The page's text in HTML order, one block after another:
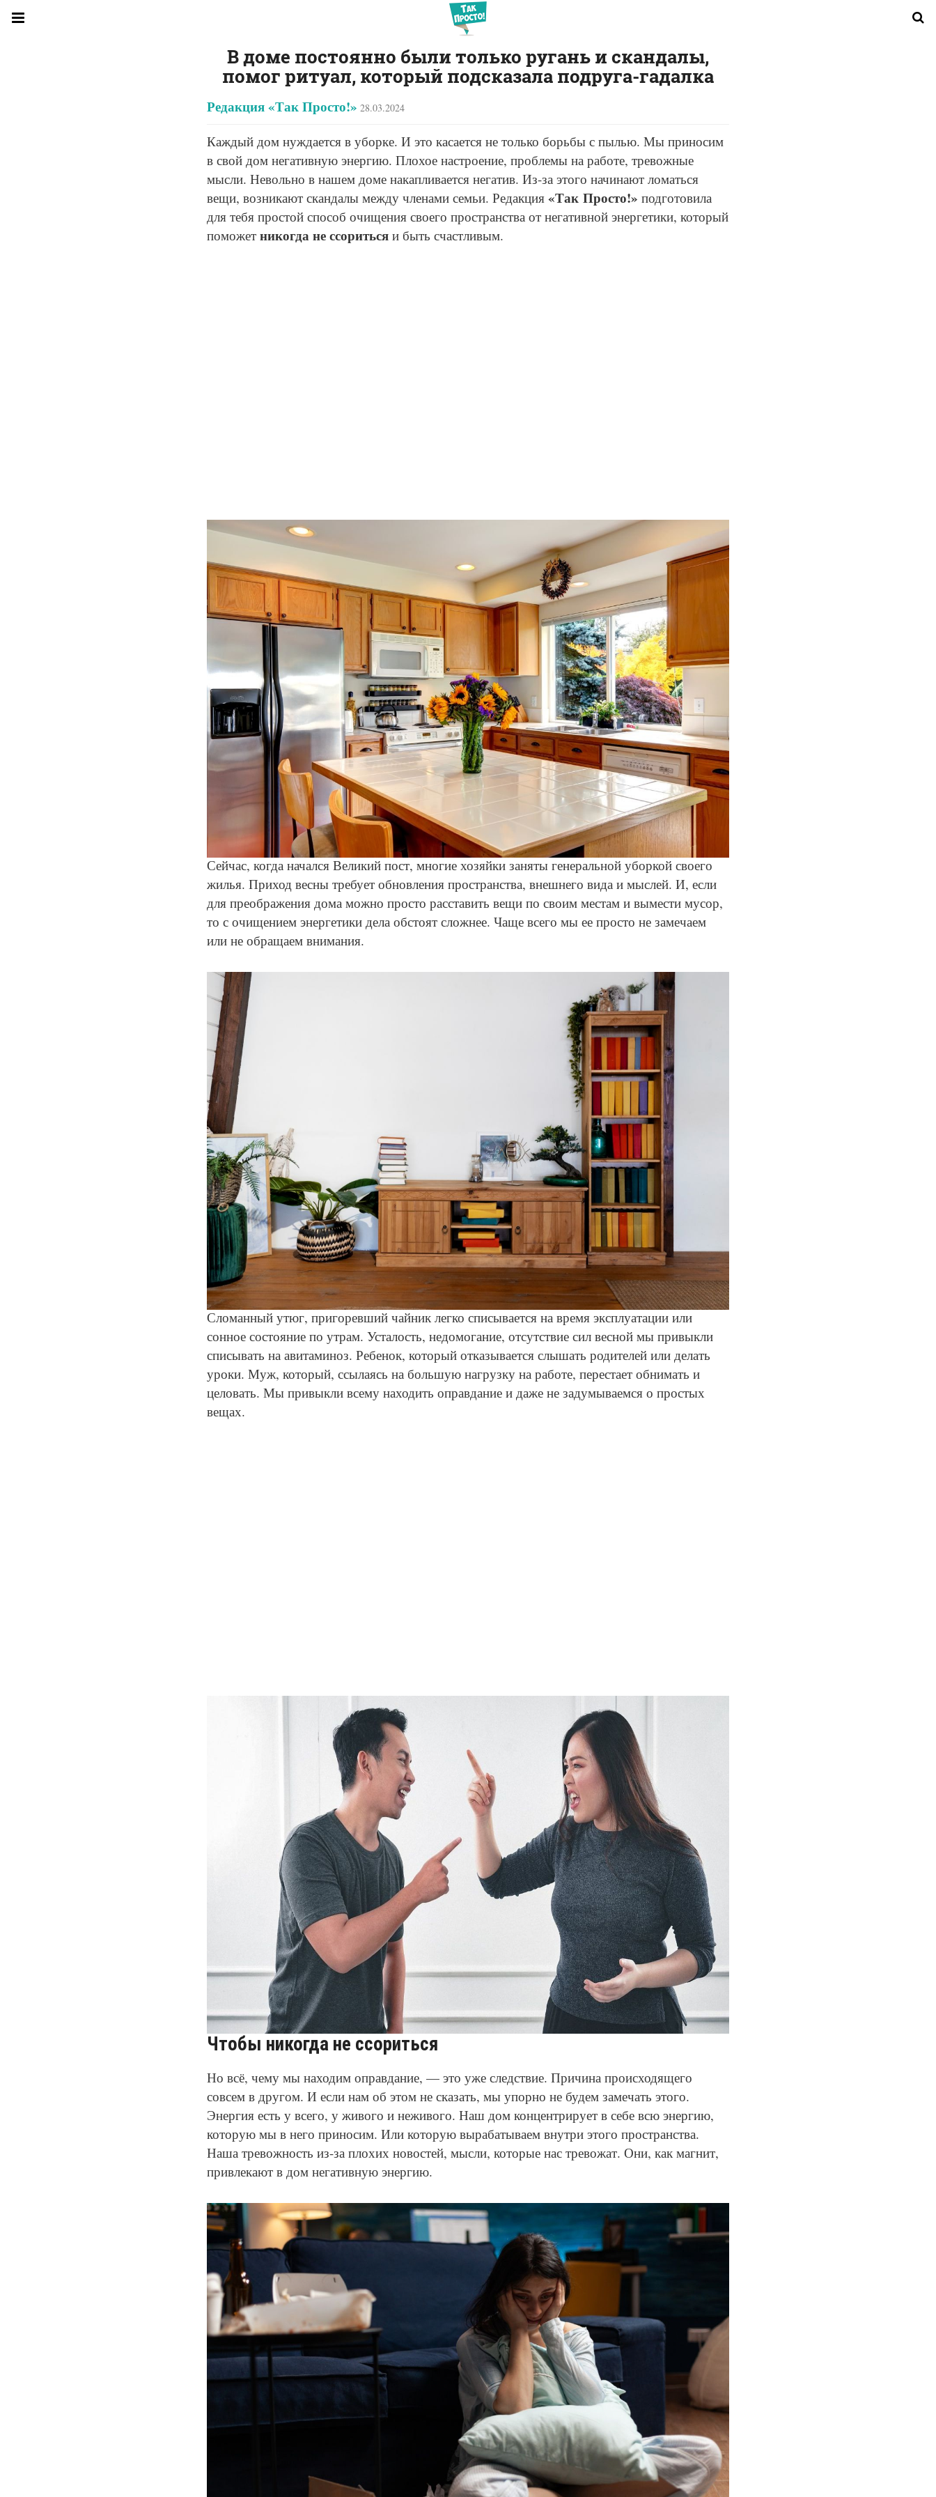
В доме постоянно были только ругань и скандалы,
помог ритуал, который подсказала подруга-гадалка
Редакция «Так Просто!» 28.03.2024
Каждый дом нуждается в уборке. И это касается не только борьбы с пылью. Мы приносим
в свой дом негативную энергию. Плохое настроение, проблемы на работе, тревожные
мысли. Невольно в нашем доме накапливается негатив. Из-за этого начинают ломаться
вещи, возникают скандалы между членами семьи. Редакция «Так Просто!» подготовила
для тебя простой способ очищения своего пространства от негативной энергетики, который
поможет никогда не ссориться и быть счастливым.
© Depositphotos
Сейчас, когда начался Великий пост, многие хозяйки заняты генеральной уборкой своего
жилья. Приход весны требует обновления пространства, внешнего вида и мыслей. И, если
для преображения дома можно просто расставить вещи по своим местам и вымести мусор,
то с очищением энергетики дела обстоят сложнее. Чаще всего мы ее просто не замечаем
или не обращаем внимания.
Сломанный утюг, пригоревший чайник легко списывается на время эксплуатации или
сонное состояние по утрам. Усталость, недомогание, отсутствие сил весной мы привыкли
списывать на авитаминоз. Ребенок, который отказывается слышать родителей или делать
уроки. Муж, который, ссылаясь на большую нагрузку на работе, перестает обнимать и
целовать. Мы привыкли всему находить оправдание и даже не задумываемся о простых
вещах.
© Pixabay
Чтобы никогда не ссориться
Но всё, чему мы находим оправдание, — это уже следствие. Причина происходящего
совсем в другом. И если нам об этом не сказать, мы упорно не будем замечать этого.
Энергия есть у всего, у живого и неживого. Наш дом концентрирует в себе всю энергию,
которую мы в него приносим. Или которую вырабатываем внутри этого пространства.
Наша тревожность из-за плохих новостей, мысли, которые нас тревожат. Они, как магнит,
привлекают в дом негативную энергию.